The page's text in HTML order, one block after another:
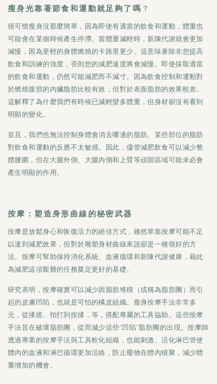
瘦身光靠著節食和運動就足夠了嗎 ？
很可惜瘦身沒那麼簡單，因為即使有適當的飲食和運動，體重也
可能會在某個時候產生停滯。當體重減輕時，新陳代謝就會更加
減慢，因為更輕的身體燃燒的卡路里更少。這意味著除非您提高
飲食和訓練的強度，否則您的減肥速度將會減慢。即使採取適當
的飲食和運動，仍然可能減肥而不減寸。因為飲食控制和運動對
於燃燒腹部的內臟脂肪比較有效，但對於表面脂肪的效果較差。
這解釋了為什麼我們有時候已減輕蠻多體重，但身材卻沒有看到
明顯的變化。
並且，我們也無法控制身體會消去哪邊的脂肪。某些部位的脂肪
對飲食和運動的反應不太敏感。因此，儘管減肥飲食可以減少整
體腰圍，但在大腿外側、大腿內側和上臂等頑固區域可能未必會
產生明顯的作用。
按摩：塑造身形曲線的秘密武器
按摩是放鬆身心和恢復活力的絕佳方式，雖然單靠按摩可能不足
以達到減肥效果，但對於雕塑身材曲線來說卻是一種很好的方
法。按摩可幫助保持消化系統、血液循環和新陳代謝健康，藉此
為減肥這項艱難的任務奠定更好的基礎。
研究表明，按摩確實可以減少因脂肪堆積（或稱為脂肪團）而引
起的皮膚凹陷，也就是可怕的橘皮組織。瘦身按摩手法非常多
元，從揉搓、拍打到按揉，等，搭配專屬的工具協助。這些按摩
手法旨在破壞脂肪團，從而減少這些“凹陷”脂肪團的出現。按摩師
透過專業的按摩手法與工具軟化組織，也能刺激、活化淋巴管使
體內的血液和淋巴循環更加活絡，防止廢物在體內積聚，減少體
重增加的機會。